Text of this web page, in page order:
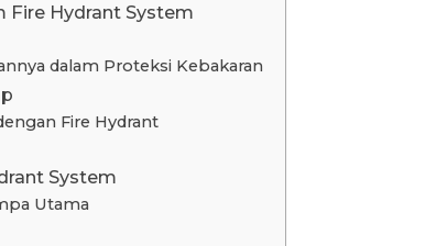
Fire Hydrant System
dalam Proteksi Kebakaran
Fire Hydrant
System
Utama